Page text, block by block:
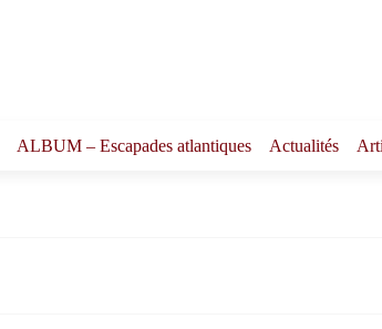
ALBUM – Escapades atlantiques Actualités